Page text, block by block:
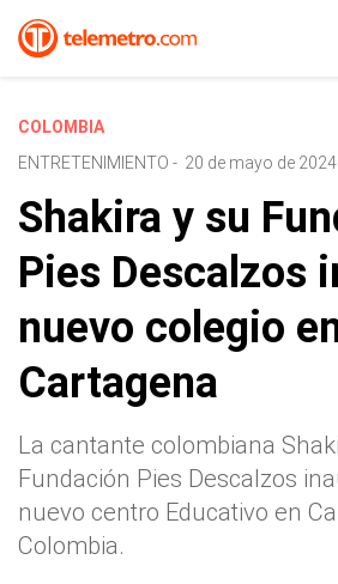
COLOMBIA
ENTRETENIMIENTO - 20 de mayo de
Shakira y su
Pies Descalzos
nuevo colegio
Cartagena
La cantante colombiana
Fundación Pies Descalzos
nuevo centro Educativo en
Colombia.